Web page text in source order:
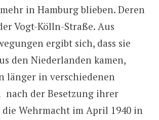
in Hamburg blieben. Deren
Vogt-Kölln-Straße. Aus
ergibt sich, dass sie
den Niederlanden kamen,
länger in verschiedenen
nach der Besetzung ihrer
Wehrmacht im April 1940 in